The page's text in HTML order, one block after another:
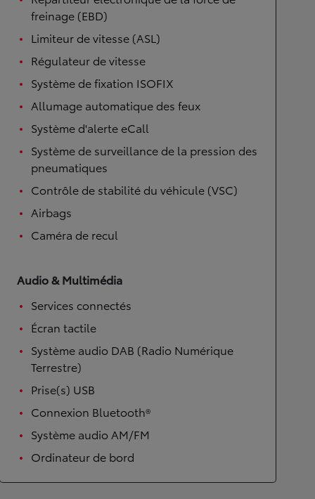
freinage (EBD)
Limiteur de vitesse (ASL)
Régulateur de vitesse
Système de fixation ISOFIX
Allumage automatique des feux
Système d'alerte eCall
Système de surveillance de la pression des
pneumatiques
Contrôle de stabilité du véhicule (VSC)
Airbags
Caméra de recul
Audio & Multimédia
Services connectés
Écran tactile
Système audio DAB (Radio Numérique
Terrestre)
Prise(s) USB
Connexion Bluetooth®
Système audio AM/FM
Ordinateur de bord